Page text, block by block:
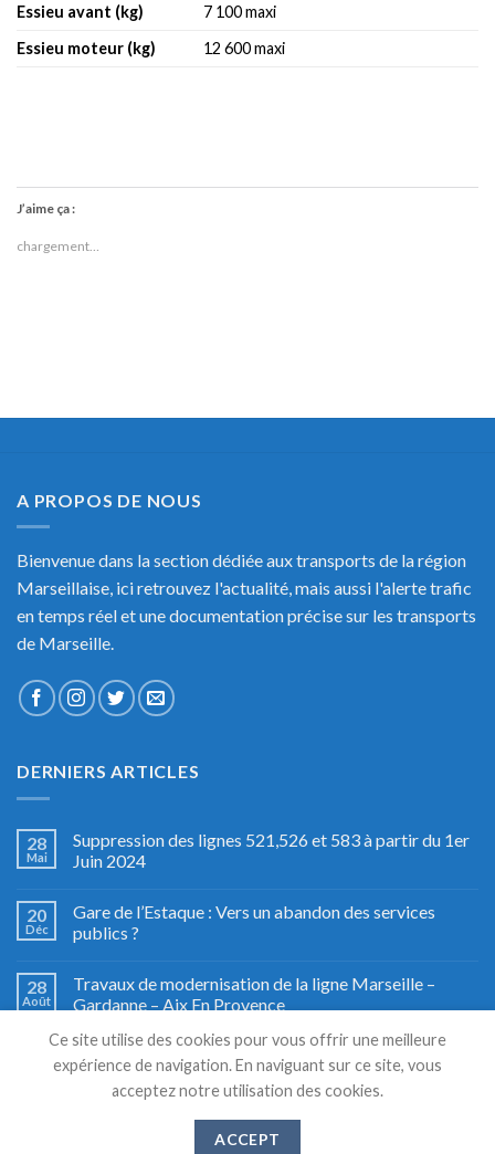
Essieu avant (kg)
7 100 maxi
Essieu moteur (kg)
12 600 maxi
J’aime ça :
chargement…
A PROPOS DE NOUS
Bienvenue dans la section dédiée aux transports de la région
Marseillaise, ici retrouvez l'actualité, mais aussi l'alerte trafic
en temps réel et une documentation précise sur les transports
de Marseille.
DERNIERS ARTICLES
28
Mai
Suppression des lignes 521,526 et 583 à partir du 1er
Juin 2024
20
Déc
Gare de l’Estaque : Vers un abandon des services
publics ?
28
Août
Travaux de modernisation de la ligne Marseille –
Gardanne – Aix En Provence
Fête du train à Miramas, le grand retour
Copyright 2026 © TSM TRANSPORTS
Ce site utilise des cookies pour vous offrir une meilleure
expérience de navigation. En naviguant sur ce site, vous
acceptez notre utilisation des cookies.
ACCEPT